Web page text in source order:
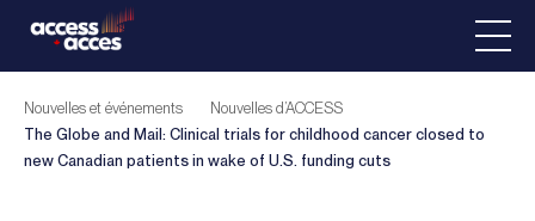
Nouvelles et événements
Nouvelles d’ACCESS
The Globe and Mail: Clinical trials for childhood cancer closed to
new Canadian patients in wake of U.S. funding cuts